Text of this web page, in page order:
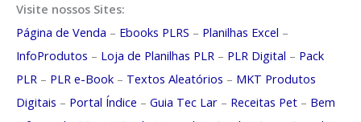
Visite nossos Sites:
Página de Venda – Ebooks PLRS – Planilhas Excel –
InfoProdutos – Loja de Planilhas PLR – PLR Digital – Pack
PLR – PLR e-Book – Textos Aleatórios – MKT Produtos
Digitais – Portal Índice – Guia Tec Lar – Receitas Pet – Bem